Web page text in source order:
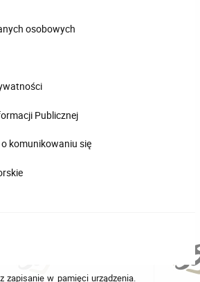
osobowych
Publicznej
komunikowaniu się
zapisanie w pamięci urządzenia.